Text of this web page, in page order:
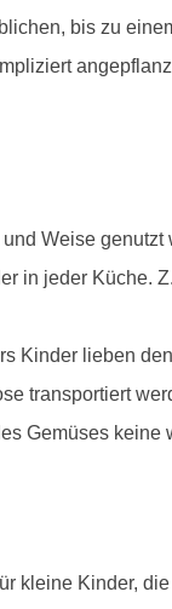
bis zu
Weise
in jeder Küche.
Kinder lieben
transportiert
Gemüses
kleine Kinder,